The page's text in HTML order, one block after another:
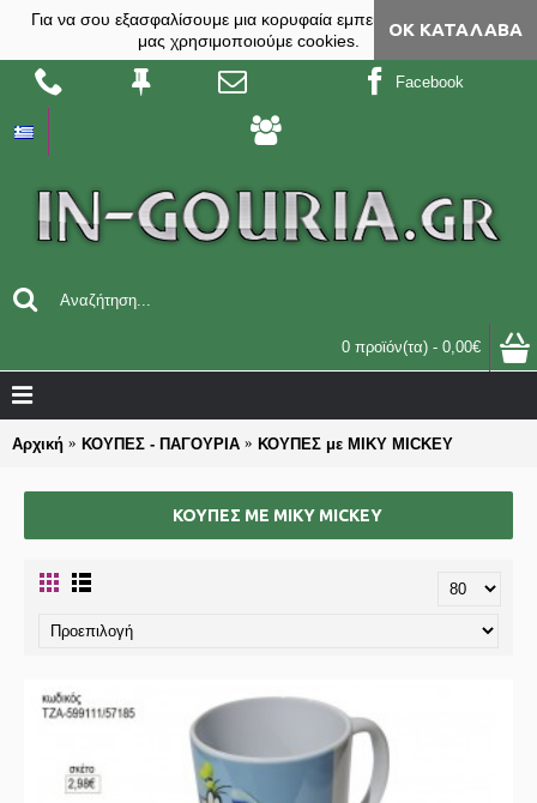
Για να σου εξασφαλίσουμε μια κορυφαία εμπειρία, στο site
μας χρησιμοποιούμε cookies.
ΟΚ ΚΑΤΆΛΑΒΑ
Facebook
0 προϊόν(τα) - 0,00€
Αρχική ΚΟΥΠΕΣ - ΠΑΓΟΥΡΙΑ ΚΟΥΠΕΣ με ΜΙΚΥ MICKEY
ΚΟΥΠΕΣ ΜΕ ΜΙΚΥ MICKEY